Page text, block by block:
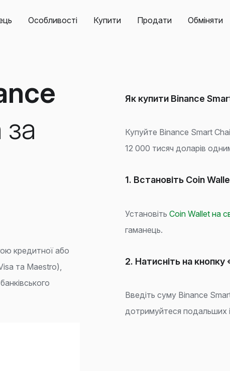
Особливості Купити Продати Обміняти
за
кредитної або
та Maestro),
Як купити Binance
Купуйте Binance Smart
12 000 тисяч доларів
1. Встановіть Coin
Установіть Coin Wallet на
гаманець.
2. Натисніть на кнопку
Введіть суму Binance
дотримуйтеся подальших